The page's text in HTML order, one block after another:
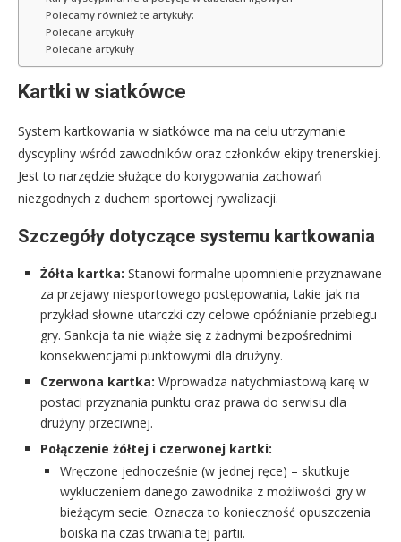
Polecamy również te artykuły:
Polecane artykuły
Polecane artykuły
Kartki w siatkówce
System kartkowania w siatkówce ma na celu utrzymanie
dyscypliny wśród zawodników oraz członków ekipy trenerskiej.
Jest to narzędzie służące do korygowania zachowań
niezgodnych z duchem sportowej rywalizacji.
Szczegóły dotyczące systemu kartkowania
Żółta kartka: Stanowi formalne upomnienie przyznawane
za przejawy niesportowego postępowania, takie jak na
przykład słowne utarczki czy celowe opóźnianie przebiegu
gry. Sankcja ta nie wiąże się z żadnymi bezpośrednimi
konsekwencjami punktowymi dla drużyny.
Czerwona kartka: Wprowadza natychmiastową karę w
postaci przyznania punktu oraz prawa do serwisu dla
drużyny przeciwnej.
Połączenie żółtej i czerwonej kartki:
Wręczone jednocześnie (w jednej ręce) – skutkuje
wykluczeniem danego zawodnika z możliwości gry w
bieżącym secie. Oznacza to konieczność opuszczenia
boiska na czas trwania tej partii.